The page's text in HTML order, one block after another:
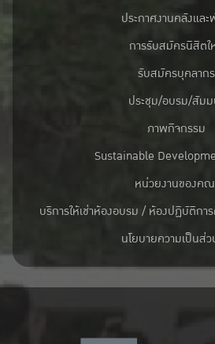
ประกาศงานคลังแล
การรับสมัครนิสิตใ
รับสมัครบุคลากร
ประชุม/อบรม/สัม
ภาพกิจกรรม
Sustainable
หน่วยงานของค
บริการให้เช่าห้องอบรม / ห้องปฏิบัติก
นโยบายความเป็นส่